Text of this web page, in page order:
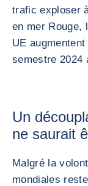
trafic exploser
en mer Rouge,
UE
semestre 2024
Un
ne saurait
Malgré la
mondiales